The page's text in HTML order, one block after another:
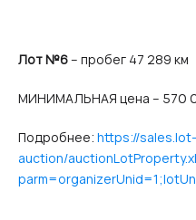
Лот №6– пробег 47 289 км
МИНИМАЛЬНАЯ цена – 570
Подробнее: https://
auction/